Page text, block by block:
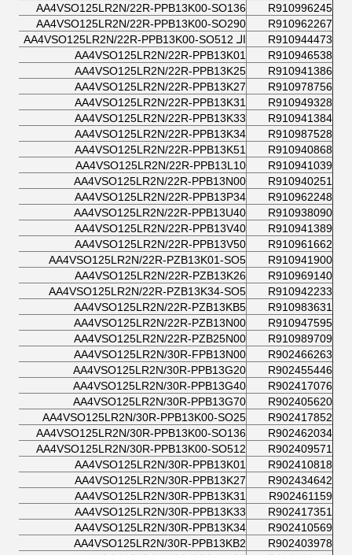
R910996245
AA4VSO125LR2N/22R-PPB13K00-SO136
R910962267
AA4VSO125LR2N/22R-PPB13K00-SO290
R910944473
الـ AA4VSO125LR2N/22R-PPB13K00-SO512
R910946538
AA4VSO125LR2N/22R-PPB13K01
R910941386
AA4VSO125LR2N/22R-PPB13K25
R910978756
AA4VSO125LR2N/22R-PPB13K27
R910949328
AA4VSO125LR2N/22R-PPB13K31
R910941384
AA4VSO125LR2N/22R-PPB13K33
R910987528
AA4VSO125LR2N/22R-PPB13K34
R910940868
AA4VSO125LR2N/22R-PPB13K51
R910941039
AA4VSO125LR2N/22R-PPB13L10
R910940251
AA4VSO125LR2N/22R-PPB13N00
R910962248
AA4VSO125LR2N/22R-PPB13P34
R910938090
AA4VSO125LR2N/22R-PPB13U40
R910941389
AA4VSO125LR2N/22R-PPB13V40
R910961662
AA4VSO125LR2N/22R-PPB13V50
R910941900
AA4VSO125LR2N/22R-PZB13K01-SO5
R910969140
AA4VSO125LR2N/22R-PZB13K26
R910942233
AA4VSO125LR2N/22R-PZB13K34-SO5
R910983631
AA4VSO125LR2N/22R-PZB13KB5
R910947595
AA4VSO125LR2N/22R-PZB13N00
R910989709
AA4VSO125LR2N/22R-PZB25N00
R902466263
AA4VSO125LR2N/30R-FPB13N00
R902455446
AA4VSO125LR2N/30R-PPB13G20
R902417076
AA4VSO125LR2N/30R-PPB13G40
R902405620
AA4VSO125LR2N/30R-PPB13G70
R902417852
AA4VSO125LR2N/30R-PPB13K00-SO25
R902462034
AA4VSO125LR2N/30R-PPB13K00-SO136
R902409571
AA4VSO125LR2N/30R-PPB13K00-SO512
R902410818
AA4VSO125LR2N/30R-PPB13K01
R902434642
AA4VSO125LR2N/30R-PPB13K27
R902461159
AA4VSO125LR2N/30R-PPB13K31
R902417351
AA4VSO125LR2N/30R-PPB13K33
R902410569
AA4VSO125LR2N/30R-PPB13K34
R902403978
AA4VSO125LR2N/30R-PPB13KB2